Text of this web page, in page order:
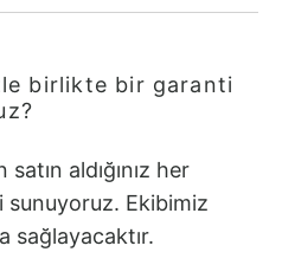
birlikte bir garanti
aldığınız her
sunuyoruz. Ekibimiz
sağlayacaktır.